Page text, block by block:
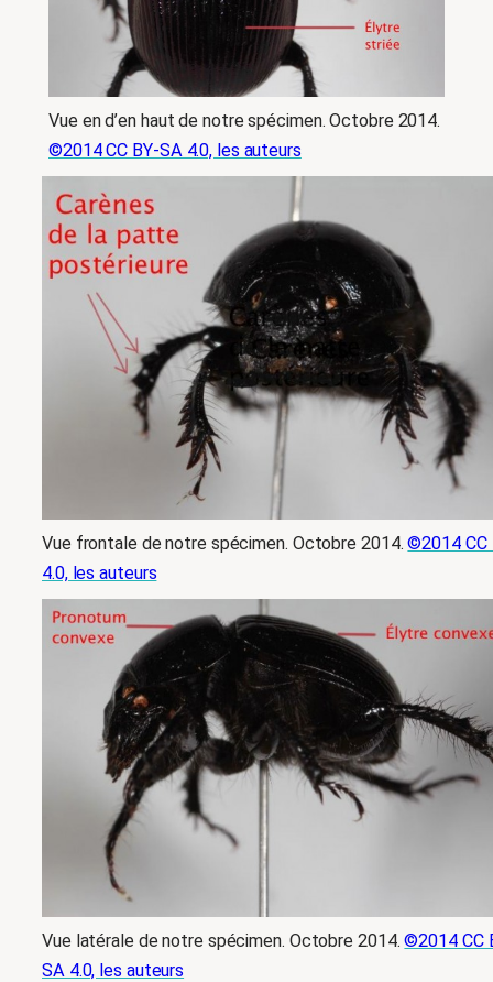
Vue en d’en haut de notre spécimen. Octobre 2014.
©2014 CC BY-SA 4.0, les auteurs
Vue frontale de notre spécimen. Octobre 2014.©2014 CC
4.0, les auteurs
Vue latérale de notre spécimen. Octobre 2014.©2014 CC
SA 4.0, les auteurs